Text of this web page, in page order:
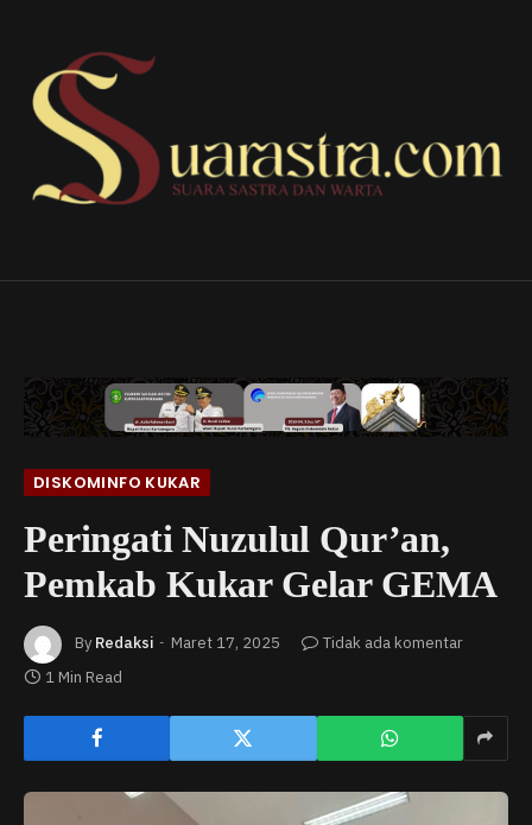
DISKOMINFO KUKAR
Peringati Nuzulul Qur’an,
Pemkab Kukar Gelar GEMA
By Redaksi Maret 17, 2025
Tidak ada komentar
1 Min Read